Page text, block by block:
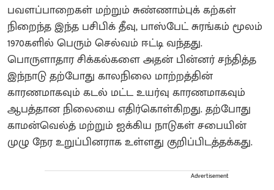
பவளப்பாறைகள் மற்றும் சுண்ணாம்புக் கற்கள்
நிறைந்த இந்த பசிபிக் தீவு, பாஸ்பேட் சுரங்கம் மூலம்
1970களில் பெரும் செல்வம் ஈட்டி வந்தது.
பொருளாதார சிக்கல்களை அதன் பின்னர் சந்தித்த
இந்நாடு தற்போது காலநிலை மாற்றத்தின்
காரணமாகவும் கடல் மட்ட உயர்வு காரணமாகவும்
ஆபத்தான நிலையை எதிர்கொள்கிறது. தற்போது
காமன்வெல்த் மற்றும் ஐக்கிய நாடுகள் சபையின்
முழு நேர உறுப்பினராக உள்ளது குறிப்பிடத்தக்கது.
Advertisement